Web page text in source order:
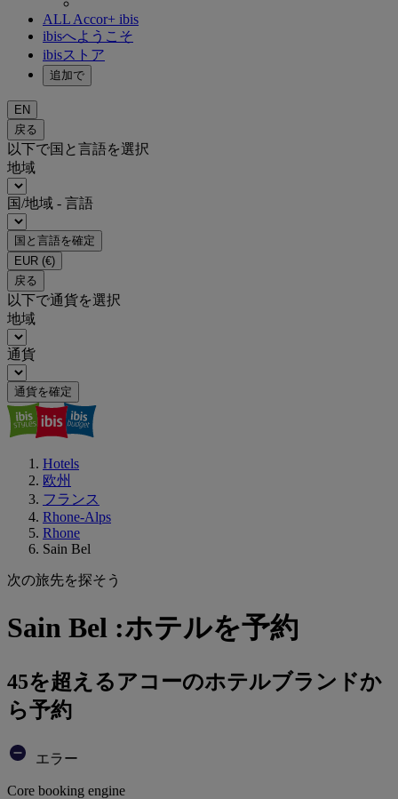
ALL Accor+ ibis
ibisへようこそ
ibisストア
追加で
EN
戻る
以下で国と言語を選択
地域
国/地域 - 言語
国と言語を確定
EUR (€)
戻る
以下で通貨を選択
地域
通貨
通貨を確定
Hotels
欧州
フランス
Rhone-Alps
Rhone
Sain Bel
次の旅先を探そう
Sain Bel :ホテルを予約
45を超えるアコーのホテルブランドか
ら予約
エラー
Core booking engine